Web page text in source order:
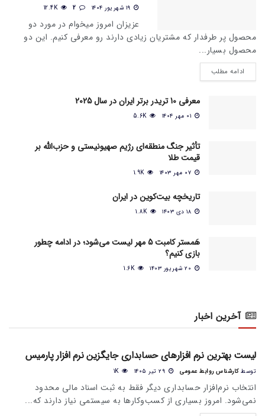
12.4K
عزیزان امروز میخوام در مورد دو
محصول پر طرفدار که مشتریان زیادی دارند رو معرفی کنیم. این دو
محصول بسیار...
ادامه مطلب
معرفی 10 تریدر برتر ایران در سال 2025
5.6K
تأثیر جنگ منطقه‌ای رژیم صهیونیستی و حزب‌الله بر
قیمت طلا
1.9K
تاریخچه بیت‌کوین در ایران
1.8K
هَمستر کامبت 5 مهر لیست می‌شود؛ در ادامه چطور
بازی کنیم؟
1.6K
آخرین اخبار
اخبار عمومی بازار
لیست بهترین نرم افزارهای حسابداری جایگزین نرم افزار پارمیس
توسط کارشناس روابط عمومی 1K
انتخاب نرم‌افزار حسابداری دیگر فقط به ثبت اسناد مالی محدود
نمی‌شود. امروز بسیاری از کسب‌وکارها به سیستمی نیاز دارند که...